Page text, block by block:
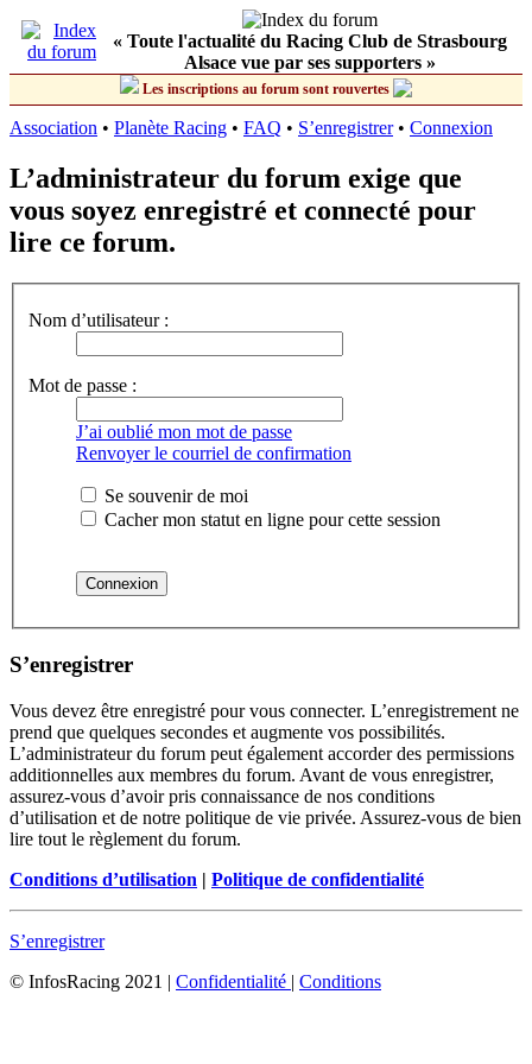
« Toute l'actualité du Racing Club de Strasbourg
Alsace vue par ses supporters »
Les inscriptions au forum sont rouvertes
Association • Planète Racing • FAQ • S’enregistrer• Connexion
L’administrateur du forum exige que
vous soyez enregistré et connecté pour
lire ce forum.
Nom d’utilisateur :
Mot de passe :
J’ai oublié mon mot de passe
Renvoyer le courriel de confirmation
Se souvenir de moi
Cacher mon statut en ligne pour cette session
S’enregistrer
Vous devez être enregistré pour vous connecter. L’enregistrement ne
prend que quelques secondes et augmente vos possibilités.
L’administrateur du forum peut également accorder des permissions
additionnelles aux membres du forum. Avant de vous enregistrer,
assurez-vous d’avoir pris connaissance de nos conditions
d’utilisation et de notre politique de vie privée. Assurez-vous de bien
lire tout le règlement du forum.
Conditions d’utilisation | Politique de confidentialité
S’enregistrer
© InfosRacing 2021 | Confidentialité | Conditions